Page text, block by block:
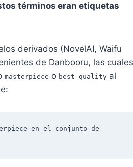
términos eran etiquetas
derivados (NovelAI, Waifu
de Danbooru, las cuales
masterpiece o best quality al
en el conjunto de